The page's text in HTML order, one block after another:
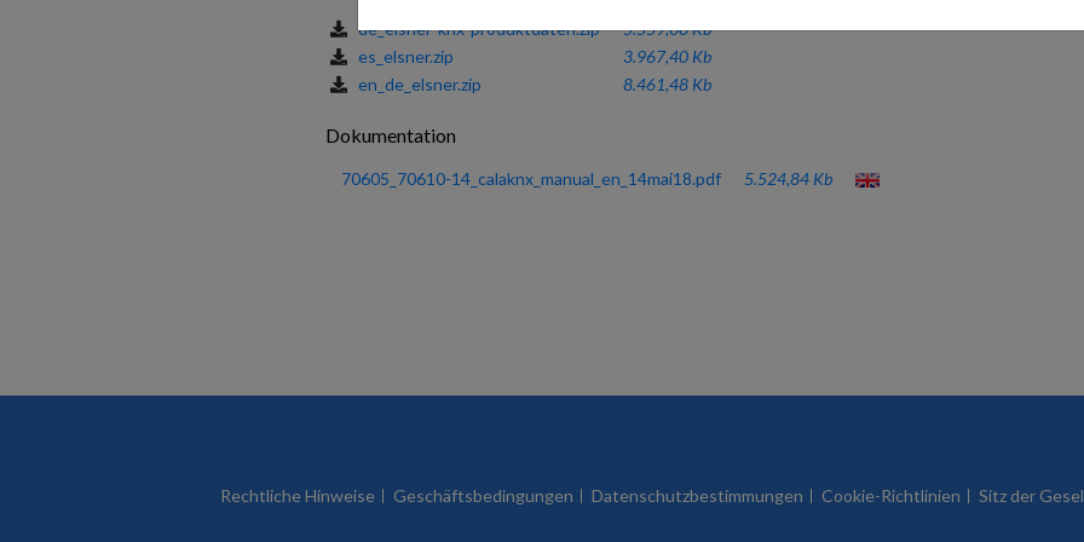
de_elsner-knx-produktdaten.zip
5.559,08 Kb
es_elsner.zip
3.967,40 Kb
en_de_elsner.zip
8.461,48 Kb
Dokumentation
70605_70610-14_calaknx_manual_en_14mai18.pdf 5.524,84 Kb
Rechtliche Hinweise Geschäftsbedingungen Datenschutzbestimmungen Cookie-Richtlinien Sitz der